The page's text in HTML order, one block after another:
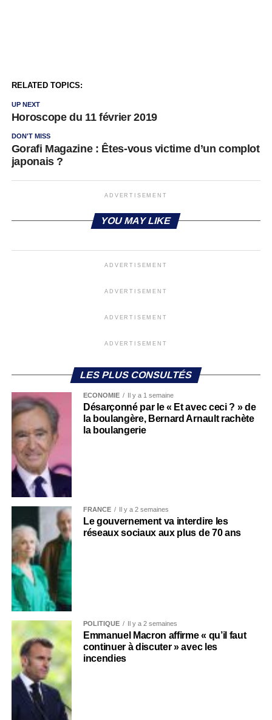
RELATED TOPICS:
UP NEXT
Horoscope du 11 février 2019
DON'T MISS
Gorafi Magazine : Êtes-vous victime d’un complot
japonais ?
ADVERTISEMENT
YOU MAY LIKE
ADVERTISEMENT
ADVERTISEMENT
ADVERTISEMENT
ADVERTISEMENT
LES PLUS CONSULTÉS
ECONOMIE Il y a 1 semaine
Désarçonné par le « Et avec ceci ? » de
la boulangère, Bernard Arnault rachète
la boulangerie
FRANCE Il y a 2 semaines
Le gouvernement va interdire les
réseaux sociaux aux plus de 70 ans
POLITIQUE Il y a 2 semaines
Emmanuel Macron affirme « qu’il faut
continuer à discuter » avec les
incendies